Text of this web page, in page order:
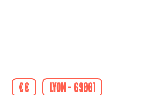
€€ Lyon - 69001